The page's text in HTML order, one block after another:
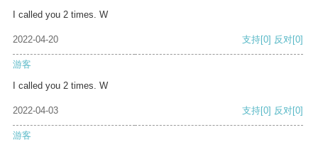
I called you 2 times. W
2022-04-20 支持[0] 反对[0]
游客
I called you 2 times. W
2022-04-03 支持[0] 反对[0]
游客